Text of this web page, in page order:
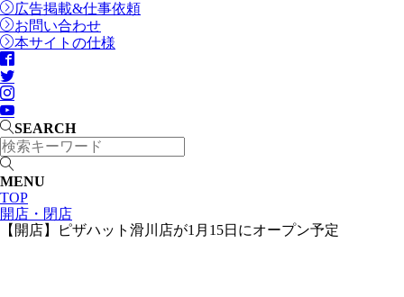
広告掲載&仕事依頼
お問い合わせ
本サイトの仕様
SEARCH
MENU
TOP
開店・閉店
【開店】ピザハット滑川店が1月15日にオープン予定